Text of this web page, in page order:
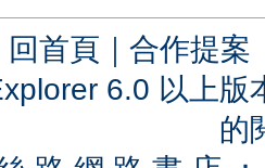
回首頁 ｜ 合作提案
6.0 以上
的